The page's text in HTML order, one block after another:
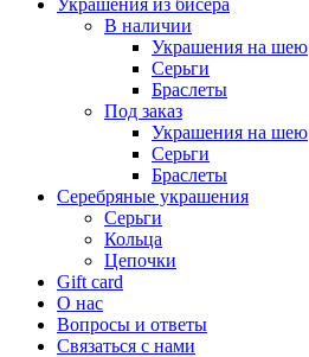
Украшения из бисера
В наличии
Украшения на шею
Серьги
Браслеты
Под заказ
Украшения на шею
Серьги
Браслеты
Серебряные украшения
Серьги
Кольца
Цепочки
Gift card
О нас
Вопросы и ответы
Связаться с нами